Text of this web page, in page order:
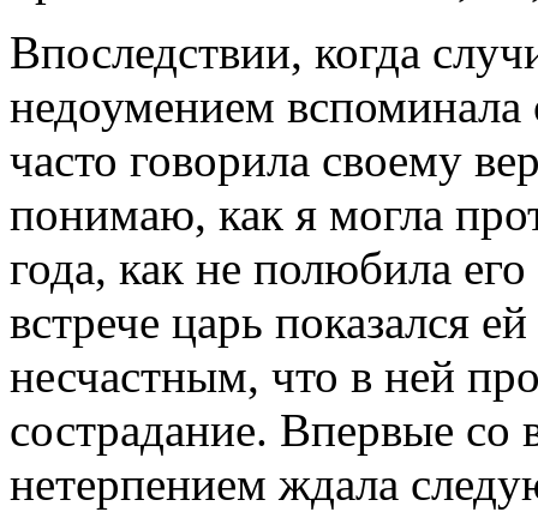
Впоследствии, когда
недоумением
часто говорила своему
понимаю, как я могла
года, как не полюбила
встрече царь показался
несчастным, что в ней
сострадание. Впервые со
нетерпением ждала